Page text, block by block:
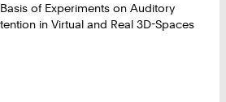
of Experiments on Auditory
in Virtual and Real 3D-Spaces